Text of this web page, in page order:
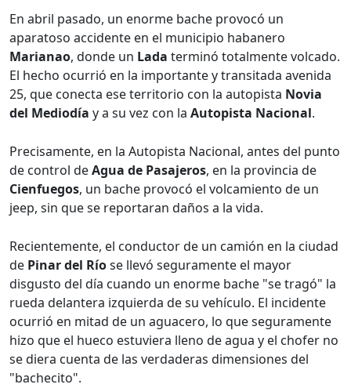
En abril pasado, un enorme bache provocó un
aparatoso accidente en el municipio habanero
Marianao, donde un Lada terminó totalmente volcado.
El hecho ocurrió en la importante y transitada avenida
25, que conecta ese territorio con la autopista Novia
del Mediodía y a su vez con la Autopista Nacional.
Precisamente, en la Autopista Nacional, antes del punto
de control deAgua de Pasajeros, en la provincia de
Cienfuegos, un bache provocó el volcamiento de un
jeep, sin que se reportaran daños a la vida.
Recientemente, el conductor de un camión en la ciudad
de Pinar del Ríose llevó seguramente el mayor
disgusto del día cuando un enorme bache "se tragó" la
rueda delantera izquierda de su vehículo. El incidente
ocurrió en mitad de un aguacero, lo que seguramente
hizo que el hueco estuviera lleno de agua y el chofer no
se diera cuenta de las verdaderas dimensiones del
"bachecito".